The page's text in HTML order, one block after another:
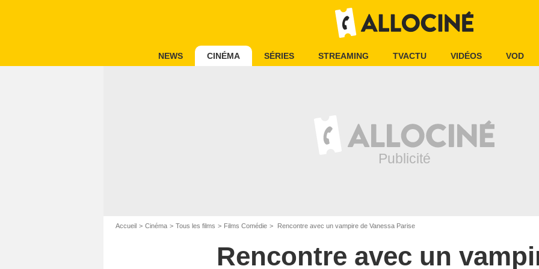
NEWS CINÉMA SÉRIES STREAMING TVACTU VIDÉOS VOD
Accueil Cinéma Tous les films Films Comédie Rencontre avec un vampire de Vanessa Parise
Rencontre avec un